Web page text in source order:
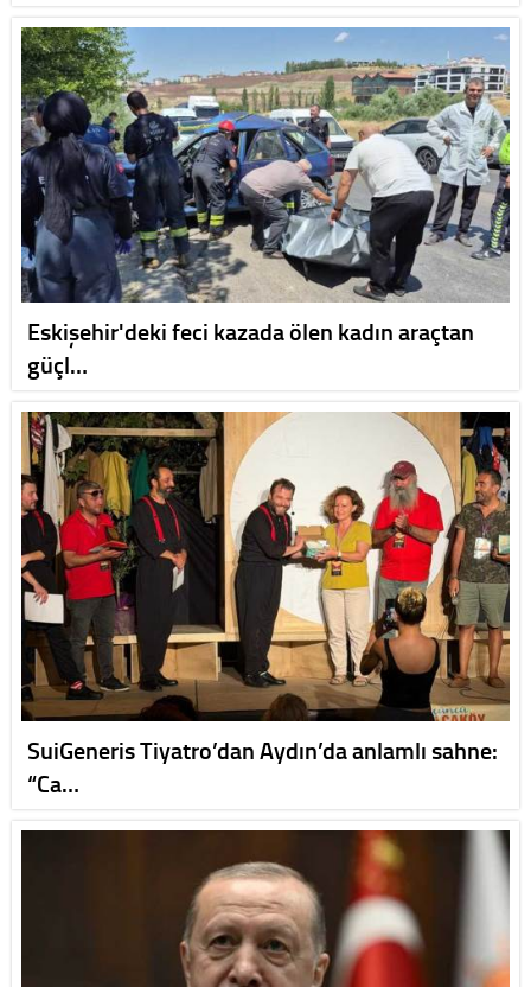
Eskişehir'deki feci kazada ölen kadın araçtan
güçl…
SuiGeneris Tiyatro’dan Aydın’da anlamlı sahne:
“Ca…